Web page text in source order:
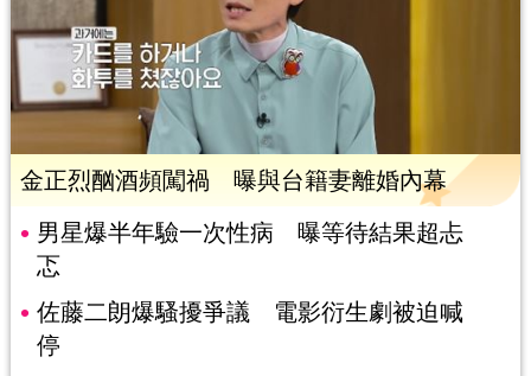
金正烈酗酒頻闖禍 曝與台籍妻離婚內幕
男星爆半年驗一次性病 曝等待結果超忐
忑
佐藤二朗爆騷擾爭議 電影衍生劇被迫喊
停